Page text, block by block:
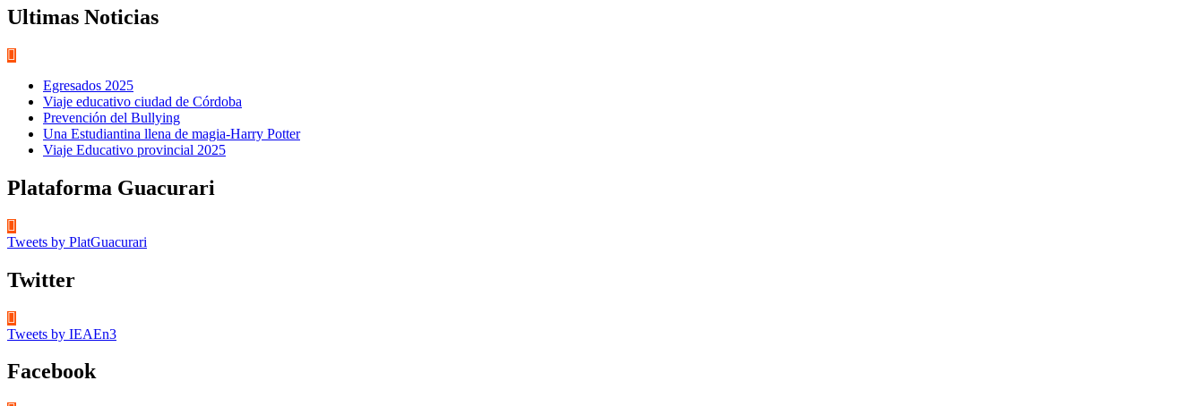
Ultimas Noticias
Egresados 2025
Viaje educativo ciudad de Córdoba
Prevención del Bullying
Una Estudiantina llena de magia-Harry Potter
Viaje Educativo provincial 2025
Plataforma Guacurari
Tweets by PlatGuacurari
Twitter
Tweets by IEAEn3
Facebook